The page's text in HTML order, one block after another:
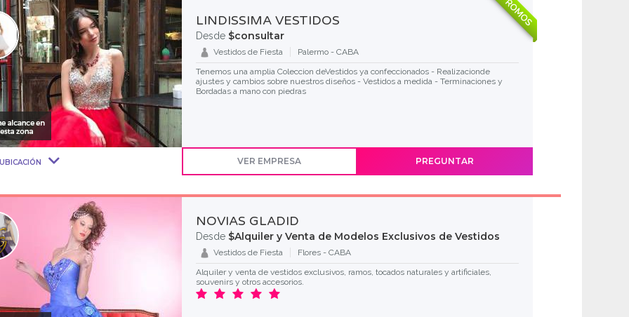
PROMOS
LINDISSIMA VESTIDOS
Desde $consultar
Vestidos de Fiesta
Palermo - CABA
Tenemos una amplia Coleccion deVestidos ya confeccionados - Realizacionde
ajustes y cambios sobre nuestros diseños - Vestidos a medida - Terminaciones y
Bordadas a mano con piedras
VER EMPRESA PREGUNTAR
NOVIAS GLADID
Desde $Alquiler y Venta de Modelos Exclusivos de Vestidos
Vestidos de Fiesta
Flores - CABA
Alquiler y venta de vestidos exclusivos, ramos, tocados naturales y artificiales,
souvenirs y otros accesorios.